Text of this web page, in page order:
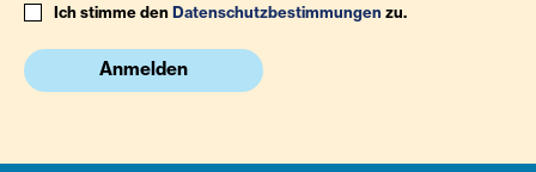
Ich stimme denDatenschutzbestimmungenzu.
Anmelden